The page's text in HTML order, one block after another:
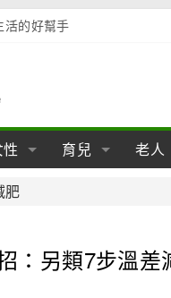
的好幫手
男性早泄
男性用品 男性疾病
性
乳房
性飲食
女性生理
育兒
幼兒期
學
老人
老人
肥
：另類7步溫